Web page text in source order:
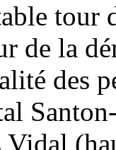
tour
de la
des
Vidal